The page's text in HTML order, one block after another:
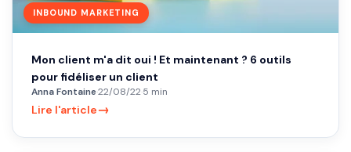
INBOUND MARKETING
Mon client m'a dit oui ! Et maintenant ? 6 outils
pour fidéliser un client
Anna Fontaine·22/08/22·5 min
Lire l'article→